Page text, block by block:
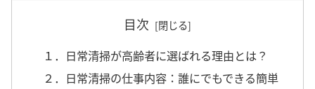
目次
１．日常清掃が高齢者に選ばれる理由とは？
２．日常清掃の仕事内容：誰にでもできる簡単